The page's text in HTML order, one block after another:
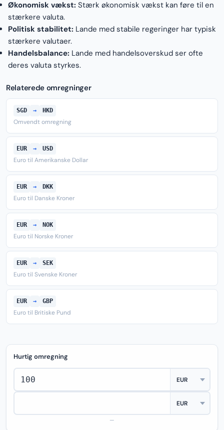
Økonomisk vækst: Stærk økonomisk vækst kan føre til en
stærkere valuta.
Politisk stabilitet: Lande med stabile regeringer har typisk
stærkere valutaer.
Handelsbalance: Lande med handelsoverskud ser ofte
deres valuta styrkes.
Relaterede omregninger
SGD → HKD
Omvendt omregning
EUR → USD
Euro til Amerikanske Dollar
EUR → DKK
Euro til Danske Kroner
EUR → NOK
Euro til Norske Kroner
EUR → SEK
Euro til Svenske Kroner
EUR → GBP
Euro til Britiske Pund
Hurtig omregning
—